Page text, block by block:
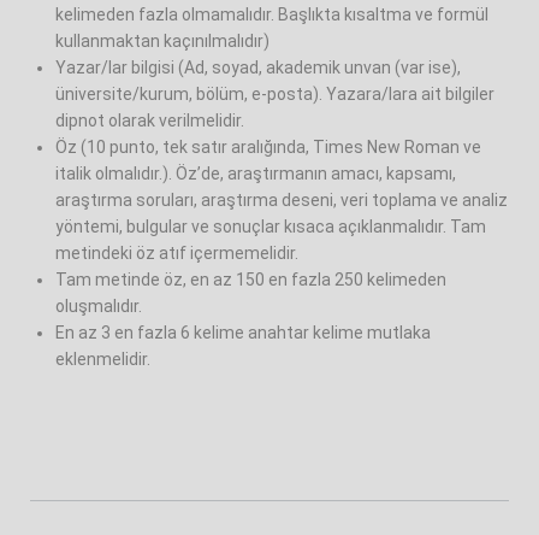
kelimeden fazla olmamalıdır. Başlıkta kısaltma ve formül
kullanmaktan kaçınılmalıdır)
Yazar/lar bilgisi (Ad, soyad, akademik unvan (var ise),
üniversite/kurum, bölüm, e-posta). Yazara/lara ait bilgiler
dipnot olarak verilmelidir.
Öz (10 punto, tek satır aralığında, Times New Roman ve
italik olmalıdır.). Öz’de, araştırmanın amacı, kapsamı,
araştırma soruları, araştırma deseni, veri toplama ve analiz
yöntemi, bulgular ve sonuçlar kısaca açıklanmalıdır. Tam
metindeki öz atıf içermemelidir.
Tam metinde öz, en az 150 en fazla 250 kelimeden
oluşmalıdır.
En az 3 en fazla 6 kelime anahtar kelime mutlaka
eklenmelidir.